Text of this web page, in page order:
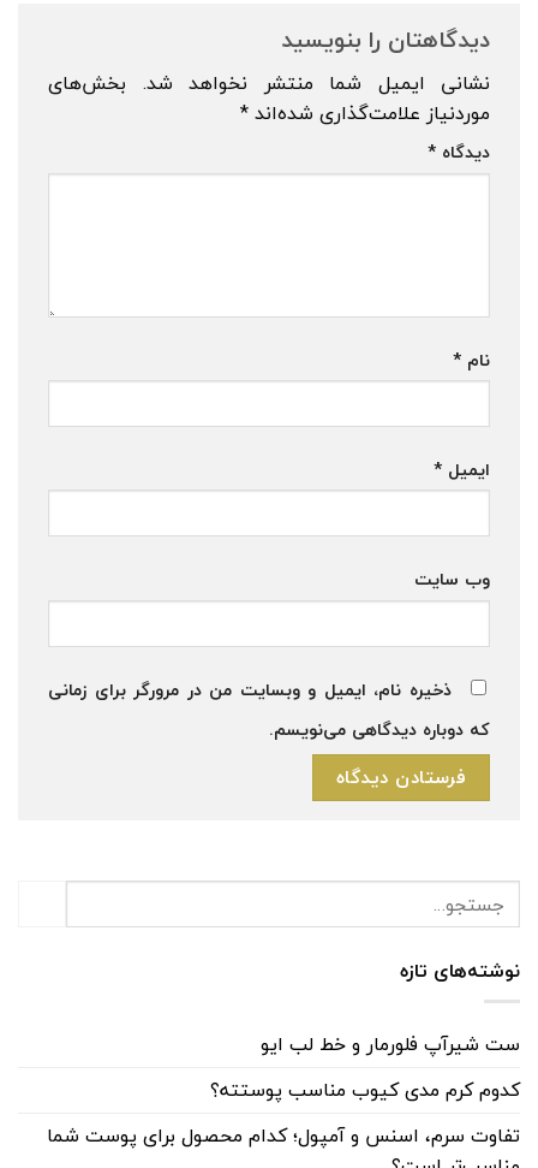
دیدگاهتان را بنویسید
نشانی ایمیل شما منتشر نخواهد شد. بخش‌های
موردنیاز علامت‌گذاری شده‌اند*
دیدگاه *
نام *
ایمیل *
وب‌ سایت
ذخیره نام، ایمیل و وبسایت من در مرورگر برای زمانی
که دوباره دیدگاهی می‌نویسم.
نوشته‌های تازه
ست شیرآپ فلورمار و خط لب ایو
کدوم کرم مدی کیوب مناسب پوستته؟
تفاوت سرم، اسنس و آمپول؛ کدام محصول برای پوست شما